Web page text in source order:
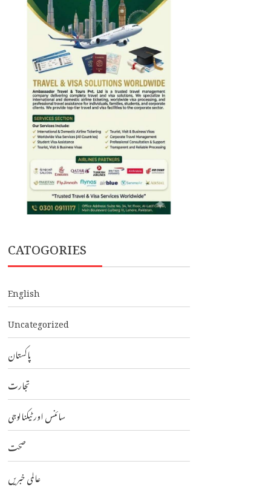
CATOGORIES
English
Uncategorized
پاکستان
تجارت
سائنس اور ٹیکنالوجی
صحت
عالمی خبریں